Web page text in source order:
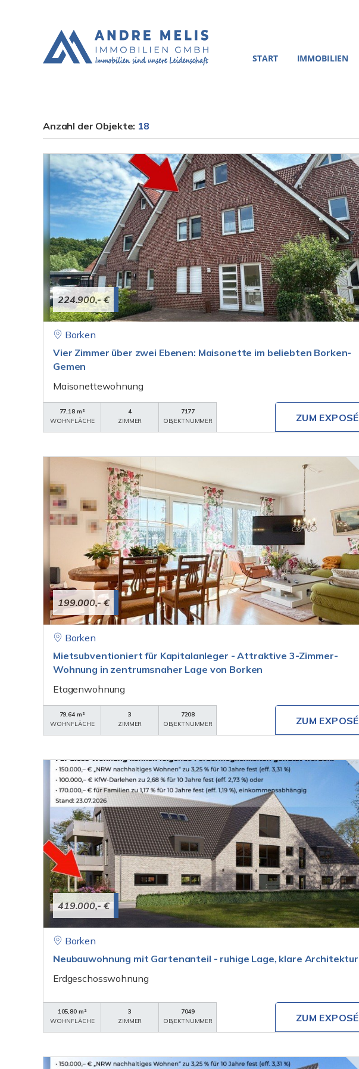
START IMMOBILIEN
Anzahl der Objekte: 18
224.900,- €
Borken
Vier Zimmer über zwei Ebenen: Maisonette im beliebten Borken-
Gemen
Maisonettewohnung
77,18 m²
WOHNFLÄCHE
4
ZIMMER
7177
OBJEKTNUMMER
ZUM EXPOSÉ
199.000,- €
Borken
Mietsubventioniert für Kapitalanleger - Attraktive 3-Zimmer-
Wohnung in zentrumsnaher Lage von Borken
Etagenwohnung
79,64 m²
WOHNFLÄCHE
3
ZIMMER
7208
OBJEKTNUMMER
ZUM EXPOSÉ
419.000,- €
Borken
Neubauwohnung mit Gartenanteil - ruhige Lage, klare Architektur
Erdgeschosswohnung
105,80 m²
WOHNFLÄCHE
3
ZIMMER
7049
OBJEKTNUMMER
ZUM EXPOSÉ